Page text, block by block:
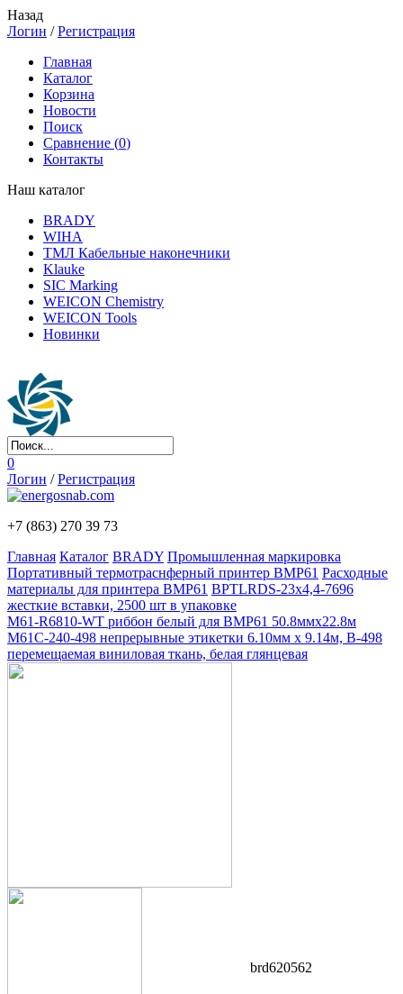
Назад
Логин /Регистрация
Главная
Каталог
Корзина
Новости
Поиск
Сравнение (0)
Контакты
Наш каталог
BRADY
WIHA
ТМЛ Кабельные наконечники
Klauke
SIC Marking
WEICON Chemistry
WEICON Tools
Новинки
0
Логин /Регистрация
+7 (863) 270 39 73
Главная Каталог BRADY Промышленная маркировка
Портативный термотраснферный принтер BMP61 Расходные
материалы для принтера BMP61 BPTLRDS-23x4,4-7696
жесткие вставки, 2500 шт в упаковке
M61-R6810-WT риббон белый для ВМР61 50.8ммх22.8м
M61C-240-498 непрерывные этикетки 6.10мм х 9.14м, B-498
перемещаемая виниловая ткань, белая глянцевая
brd620562